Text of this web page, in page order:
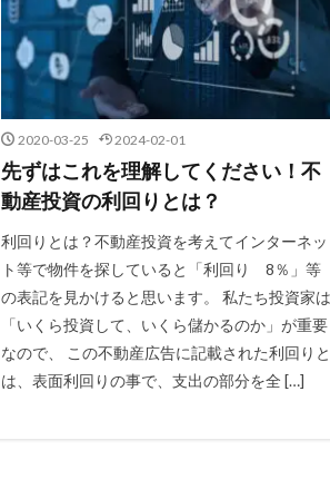
2020-03-25 2024-02-01
先ずはこれを理解してください！不
動産投資の利回りとは？
利回りとは？不動産投資を考えてインターネッ
ト等で物件を探していると「利回り 8％」等
の表記を見かけると思います。 私たち投資家は
「いくら投資して、いくら儲かるのか」が重要
なので、 この不動産広告に記載された利回りと
は、表面利回りの事で、支出の部分を全 […]